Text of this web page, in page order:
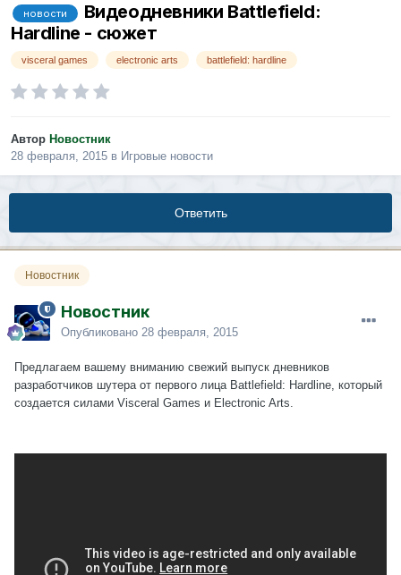
новости
Видеодневники Battlefield:
Hardline - сюжет
visceral games electronic arts battlefield: hardline
Автор Новостник
28 февраля, 2015 в Игровые новости
Ответить
Новостник
Новостник
Опубликовано 28 февраля, 2015
Предлагаем вашему вниманию свежий выпуск дневников
разработчиков шутера от первого лица Battlefield: Hardline, который
создается силами Visceral Games и Electronic Arts.